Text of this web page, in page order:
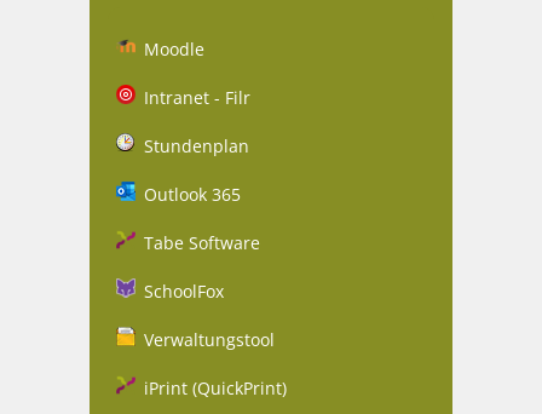
Moodle
Intranet - Filr
Stundenplan
Outlook 365
Tabe Software
SchoolFox
Verwaltungstool
iPrint (QuickPrint)